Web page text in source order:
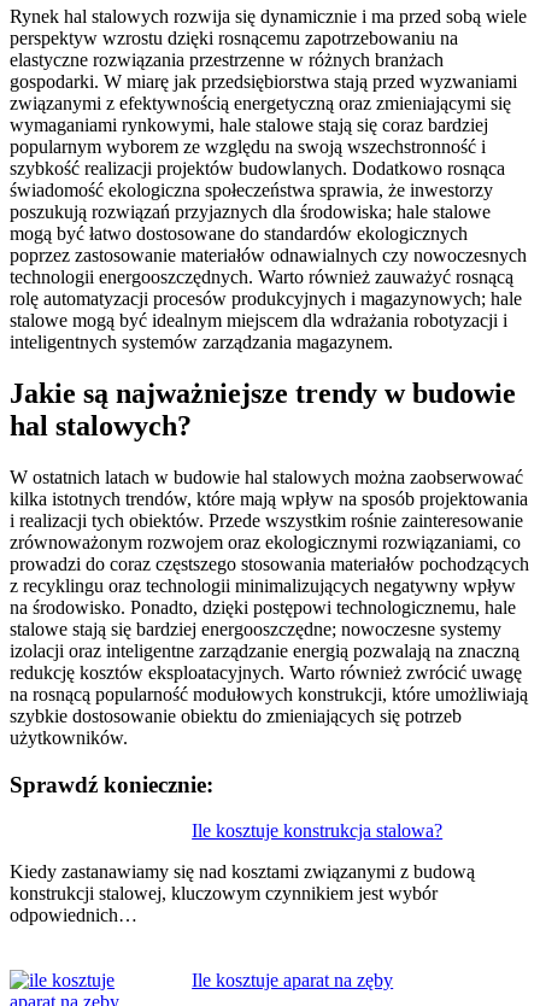
Rynek hal stalowych rozwija się dynamicznie i ma przed sobą wiele
perspektyw wzrostu dzięki rosnącemu zapotrzebowaniu na
elastyczne rozwiązania przestrzenne w różnych branżach
gospodarki. W miarę jak przedsiębiorstwa stają przed wyzwaniami
związanymi z efektywnością energetyczną oraz zmieniającymi się
wymaganiami rynkowymi, hale stalowe stają się coraz bardziej
popularnym wyborem ze względu na swoją wszechstronność i
szybkość realizacji projektów budowlanych. Dodatkowo rosnąca
świadomość ekologiczna społeczeństwa sprawia, że inwestorzy
poszukują rozwiązań przyjaznych dla środowiska; hale stalowe
mogą być łatwo dostosowane do standardów ekologicznych
poprzez zastosowanie materiałów odnawialnych czy nowoczesnych
technologii energooszczędnych. Warto również zauważyć rosnącą
rolę automatyzacji procesów produkcyjnych i magazynowych; hale
stalowe mogą być idealnym miejscem dla wdrażania robotyzacji i
inteligentnych systemów zarządzania magazynem.
Jakie są najważniejsze trendy w budowie
hal stalowych?
W ostatnich latach w budowie hal stalowych można zaobserwować
kilka istotnych trendów, które mają wpływ na sposób projektowania
i realizacji tych obiektów. Przede wszystkim rośnie zainteresowanie
zrównoważonym rozwojem oraz ekologicznymi rozwiązaniami, co
prowadzi do coraz częstszego stosowania materiałów pochodzących
z recyklingu oraz technologii minimalizujących negatywny wpływ
na środowisko. Ponadto, dzięki postępowi technologicznemu, hale
stalowe stają się bardziej energooszczędne; nowoczesne systemy
izolacji oraz inteligentne zarządzanie energią pozwalają na znaczną
redukcję kosztów eksploatacyjnych. Warto również zwrócić uwagę
na rosnącą popularność modułowych konstrukcji, które umożliwiają
szybkie dostosowanie obiektu do zmieniających się potrzeb
użytkowników.
Sprawdź koniecznie:
Ile kosztuje konstrukcja stalowa?
Kiedy zastanawiamy się nad kosztami związanymi z budową
konstrukcji stalowej, kluczowym czynnikiem jest wybór
odpowiednich…
Ile kosztuje aparat na zęby
wpisu